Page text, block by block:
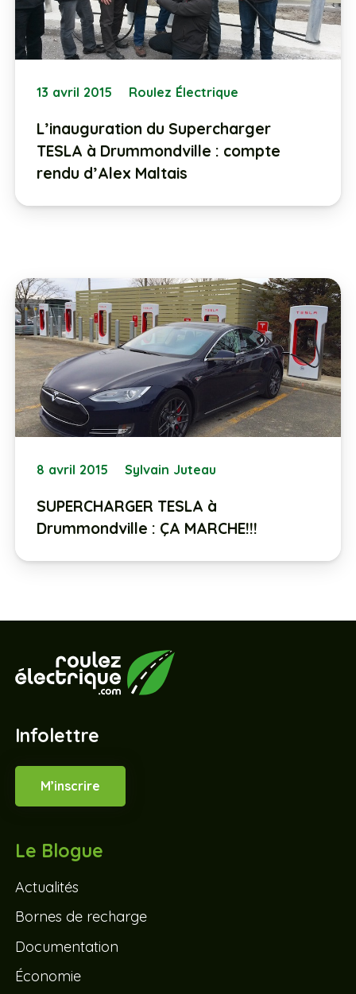
13 avril 2015 Roulez Électrique
L’inauguration du Supercharger
TESLA à Drummondville : compte
rendu d’Alex Maltais
8 avril 2015 Sylvain Juteau
SUPERCHARGER TESLA à
Drummondville : ÇA MARCHE!!!
Infolettre
M’inscrire
Le Blogue
Actualités
Bornes de recharge
Documentation
Économie